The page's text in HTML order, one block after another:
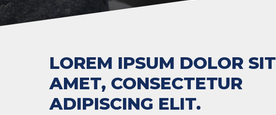
LOREM IPSUM DOLOR SIT
AMET, CONSECTETUR
ADIPISCING ELIT.